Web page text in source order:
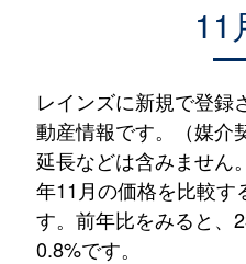
11
レインズに新規で登録
動産情報です。（媒介
延長などは含みません
年11月の価格を比較す
す。前年比をみると、
0.8%です。